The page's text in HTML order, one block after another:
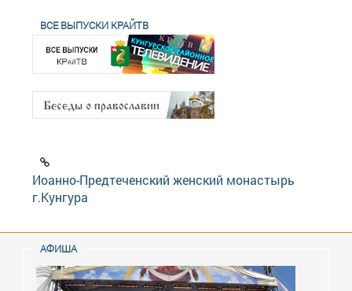
ВСЕ ВЫПУСКИ КРАЙТВ
Иоанно-Предтеченский женский монастырь
г.Кунгура
АФИША